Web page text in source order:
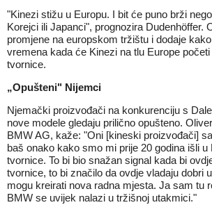
"Kinezi stižu u Europu. I bit će puno brži
Korejci ili Japanci", prognozira Dudenhöffer.
promjene na europskom tržištu i dodaje
vremena kada će Kinezi na tlu Europe
tvornice.
„Opušteni" Nijemci
Njemački proizvođači na konkurenciju s
nove modele gledaju prilično opušteno.
BMW AG, kaže: "Oni [kineski proizvođači]
baš onako kako smo mi prije 20 godina išli u
tvornice. To bi bio snažan signal kada bi
tvornice, to bi značilo da ovdje vladaju dobri
mogu kreirati nova radna mjesta. Ja sam tu
BMW se uvijek nalazi u tržišnoj utakmici."